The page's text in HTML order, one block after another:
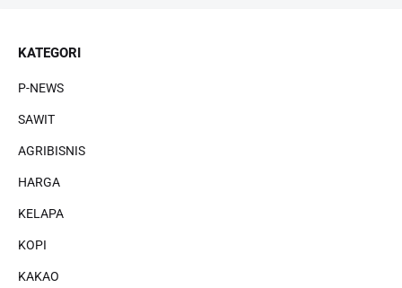
KATEGORI
P-NEWS
SAWIT
AGRIBISNIS
HARGA
KELAPA
KOPI
KAKAO